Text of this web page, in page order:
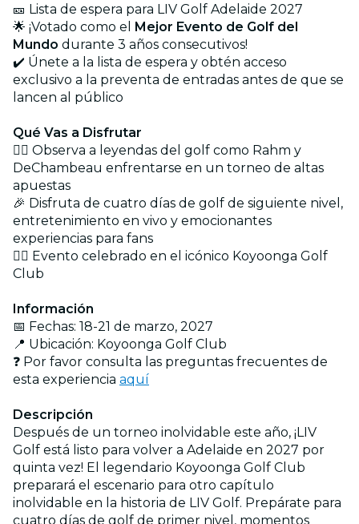
🎫 Lista de espera para LIV Golf Adelaide 2027
🌟 ¡Votado como el Mejor Evento de Golf del
Mundo durante 3 años consecutivos!
✔️ Únete a la lista de espera y obtén acceso
exclusivo a la preventa de entradas antes de que se
lancen al público
Qué Vas a Disfrutar
🏌️‍♂️ Observa a leyendas del golf como Rahm y
DeChambeau enfrentarse en un torneo de altas
apuestas
🎉 Disfruta de cuatro días de golf de siguiente nivel,
entretenimiento en vivo y emocionantes
experiencias para fans
🏌️‍♀️ Evento celebrado en el icónico Koyoonga Golf
Club
Información
📅 Fechas: 18-21 de marzo, 2027
📍 Ubicación: Koyoonga Golf Club
❓ Por favor consulta las preguntas frecuentes de
esta experiencia aquí
Descripción
Después de un torneo inolvidable este año, ¡LIV
Golf está listo para volver a Adelaide en 2027 por
quinta vez! El legendario Koyoonga Golf Club
preparará el escenario para otro capítulo
inolvidable en la historia de LIV Golf. Prepárate para
cuatro días de golf de primer nivel, momentos